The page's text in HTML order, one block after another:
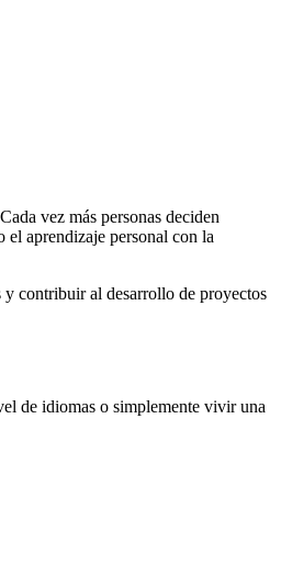
vez más personas deciden
el aprendizaje personal con la
contribuir al desarrollo de proyectos
de idiomas o simplemente vivir una